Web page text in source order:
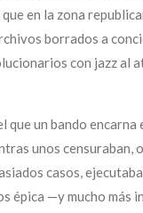
en la zona
borrados a
con jazz al
que un bando
unos censuraban,
casos,
épica —y mucho más